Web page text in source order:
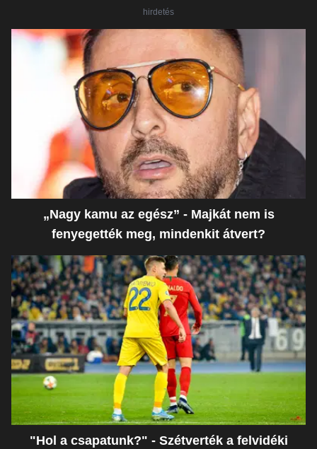
hirdetés
„Nagy kamu az egész” - Majkát nem is
fenyegették meg, mindenkit átvert?
"Hol a csapatunk?" - Szétverték a felvidéki